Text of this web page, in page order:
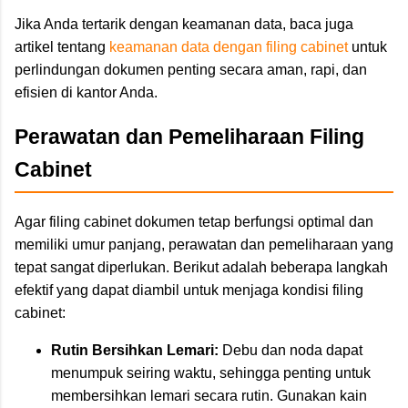
Jika Anda tertarik dengan keamanan data, baca juga
artikel tentang keamanan data dengan filing cabinetuntuk
perlindungan dokumen penting secara aman, rapi, dan
efisien di kantor Anda.
Perawatan dan Pemeliharaan Filing
Cabinet
Agar filing cabinet dokumen tetap berfungsi optimal dan
memiliki umur panjang, perawatan dan pemeliharaan yang
tepat sangat diperlukan. Berikut adalah beberapa langkah
efektif yang dapat diambil untuk menjaga kondisi filing
cabinet:
Rutin Bersihkan Lemari: Debu dan noda dapat
menumpuk seiring waktu, sehingga penting untuk
membersihkan lemari secara rutin. Gunakan kain